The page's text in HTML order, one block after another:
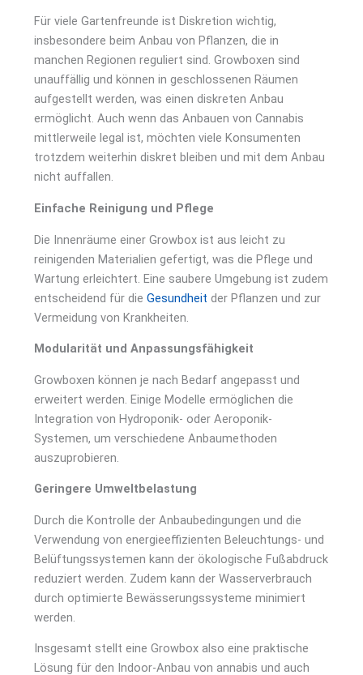
Für viele Gartenfreunde ist Diskretion wichtig,
insbesondere beim Anbau von Pflanzen, die in
manchen Regionen reguliert sind. Growboxen sind
unauffällig und können in geschlossenen Räumen
aufgestellt werden, was einen diskreten Anbau
ermöglicht. Auch wenn das Anbauen von Cannabis
mittlerweile legal ist, möchten viele Konsumenten
trotzdem weiterhin diskret bleiben und mit dem Anbau
nicht auffallen.
Einfache Reinigung und Pflege
Die Innenräume einer Growbox ist aus leicht zu
reinigenden Materialien gefertigt, was die Pflege und
Wartung erleichtert. Eine saubere Umgebung ist zudem
entscheidend für dieGesundheit der Pflanzen und zur
Vermeidung von Krankheiten.
Modularität und Anpassungsfähigkeit
Growboxen können je nach Bedarf angepasst und
erweitert werden. Einige Modelle ermöglichen die
Integration von Hydroponik- oder Aeroponik-
Systemen, um verschiedene Anbaumethoden
auszuprobieren.
Geringere Umweltbelastung
Durch die Kontrolle der Anbaubedingungen und die
Verwendung von energieeffizienten Beleuchtungs- und
Belüftungssystemen kann der ökologische Fußabdruck
reduziert werden. Zudem kann der Wasserverbrauch
durch optimierte Bewässerungssysteme minimiert
werden.
Insgesamt stellt eine Growbox also eine praktische
Lösung für den Indoor-Anbau von annabis und auch